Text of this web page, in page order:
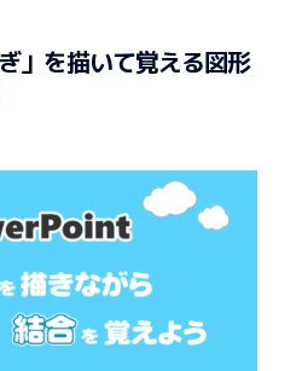
」を描いて覚える図形